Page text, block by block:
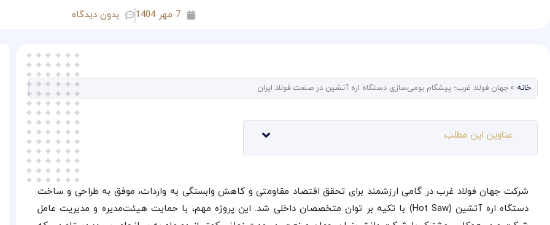
7 مهر 1404 بدون دیدگاه
خانه » جهان فولاد غرب؛ پیشگام بومی‌سازی دستگاه اره آتشین در صنعت فولاد ایران
عناوین این مطلب
شرکت جهان فولاد غرب در گامی ارزشمند برای تحقق اقتصاد مقاومتی و کاهش وابستگی به واردات، موفق به طراحی و ساخت
دستگاه اره آتشین (Hot Saw) با تکیه بر توان متخصصان داخلی شد. این پروژه مهم، با حمایت هیئت‌مدیره و مدیریت عامل